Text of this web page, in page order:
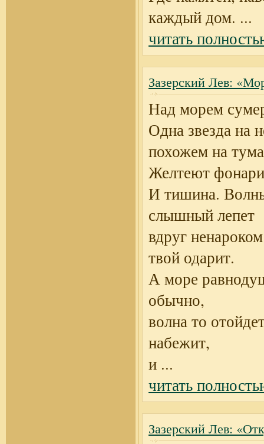
каждый дом. ...
читать
Зазерский Лев:
Над морем
Одна звезда на
похожем на
Желтеют
И тишина.
слышный лепет
вдруг
твой одарит.
А море
обычно,
волна то
набежит,
и ...
читать
Зазерский Лев: